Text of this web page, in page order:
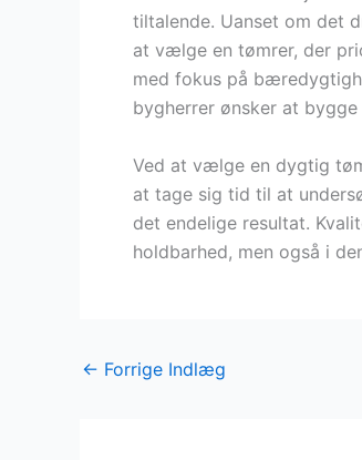
tiltalende. Uanset om det
at vælge en tømrer, der
med fokus på
bygherrer ønsker at
Ved at vælge en dygtig
at tage sig tid til at
det endelige resultat.
holdbarhed, men også i
← Forrige Indlæg